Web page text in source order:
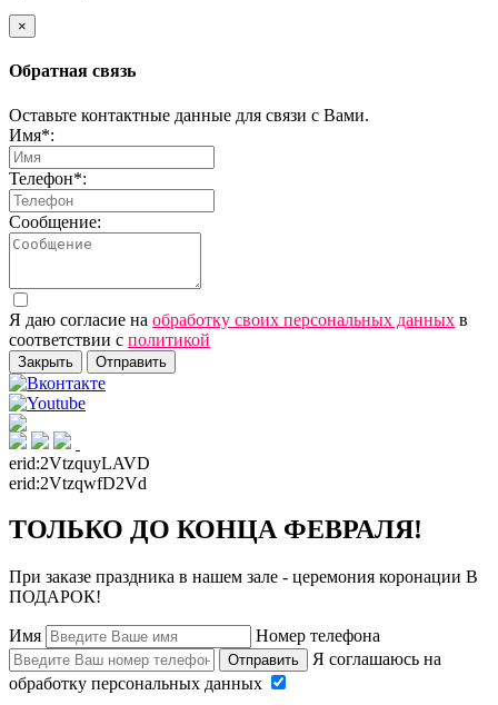
×
Обратная связь
Оставьте контактные данные для связи с Вами.
Имя*:
Телефон*:
Сообщение:
Я даю согласие на обработку своих персональных данных в
соответствии с политикой
Закрыть Отправить
erid:2VtzquyLAVD
erid:2VtzqwfD2Vd
ТОЛЬКО ДО КОНЦА ФЕВРАЛЯ!
При заказе праздника в нашем зале - церемония коронации В
ПОДАРОК!
Имя Номер телефона
Отправить
Я соглашаюсь на
обработку персональных данных